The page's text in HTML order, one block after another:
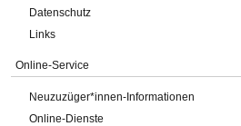
Datenschutz
Links
Online-Service
Neuzuzüger*innen-Informationen
Online-Dienste